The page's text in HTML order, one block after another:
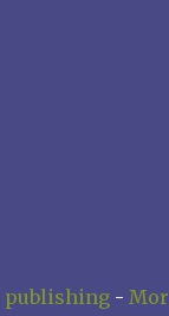
publishing-